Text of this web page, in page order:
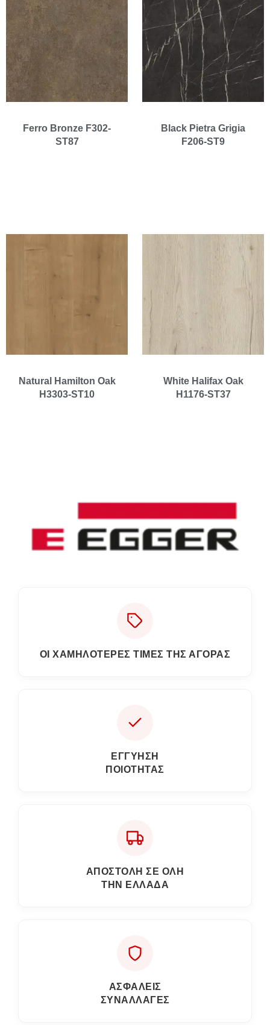
Ferro Bronze F302-
ST87
Black Pietra Grigia
F206-ST9
Natural Hamilton Oak
H3303-ST10
White Halifax Oak
H1176-ST37
ΟΙ ΧΑΜΗΛΟΤΕΡΕΣ ΤΙΜΕΣ ΤΗΣ ΑΓΟΡΑΣ
ΕΓΓΎΗΣΗ
ΠΟΙΌΤΗΤΑΣ
ΑΠΟΣΤΟΛΗ ΣΕ ΟΛΗ
ΤΗΝ ΕΛΛΑΔΑ
ΑΣΦΑΛΕΙΣ
ΣΥΝΑΛΛΑΓΕΣ